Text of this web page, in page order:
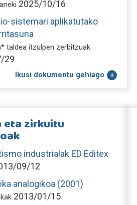
2025/10/16
sistemari aplikatutako
taldea itzulpen zerbitzuak
29
Ikusi dokumentu gehiago
eta zirkuitu
industrialak ED Editex
09/12
analogikoa (2001)
2013/01/15